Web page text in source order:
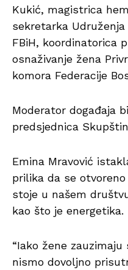
Kukić, magistrica
sekretarka
FBiH, koordinatorica
osnaživanje žena
komora Federacije
Moderator događaja
predsjednica
Emina Mravović
prilika da se
stoje u našem
kao što je energetika.
“Iako žene
nismo dovoljno